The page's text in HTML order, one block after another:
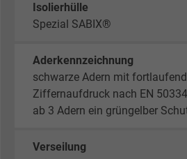
Isolierhülle
Spezial SABIX®
Aderkennzeichnung
schwarze Adern mit
Ziffernaufdruck nach EN
ab 3 Adern ein grüngelber
Verseilung